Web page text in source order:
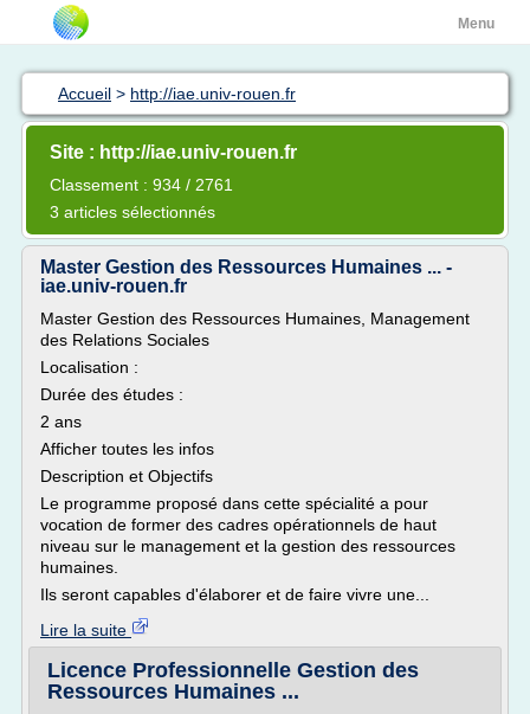
Menu
Accueil > http://iae.univ-rouen.fr
Site : http://iae.univ-rouen.fr
Classement : 934 / 2761
3 articles sélectionnés
Master Gestion des Ressources Humaines ... -
iae.univ-rouen.fr
Master Gestion des Ressources Humaines, Management
des Relations Sociales
Localisation :
Durée des études :
2 ans
Afficher toutes les infos
Description et Objectifs
Le programme proposé dans cette spécialité a pour
vocation de former des cadres opérationnels de haut
niveau sur le management et la gestion des ressources
humaines.
Ils seront capables d'élaborer et de faire vivre une...
Lire la suite
Licence Professionnelle Gestion des
Ressources Humaines ...